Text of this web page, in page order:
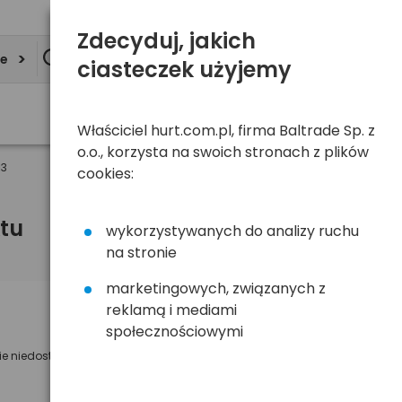
niedostępny
Powiadom mnie o dostępności
Zdecyduj, jakich
ciasteczek użyjemy
Właściciel hurt.com.pl, firma Baltrade Sp. z
o.o., korzysta na swoich stronach z plików
cookies:
wykorzystywanych do analizy ruchu
na stronie
marketingowych, związanych z
reklamą i mediami
społecznościowymi